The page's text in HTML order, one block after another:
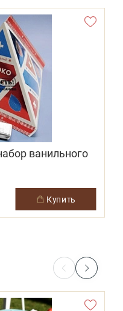
ванильного
купить